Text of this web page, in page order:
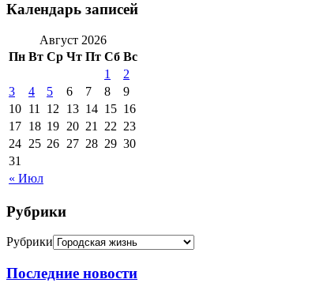
Календарь записей
Август 2026
Пн Вт Ср Чт Пт Сб Вс
« Июл
1
2
3
4 5 6 7 8
9
10 11 12 13 14 15 16
17 18 19 20 21 22 23
24 25 26 27 28 29 30
31
Рубрики
Рубрики
Последние новости